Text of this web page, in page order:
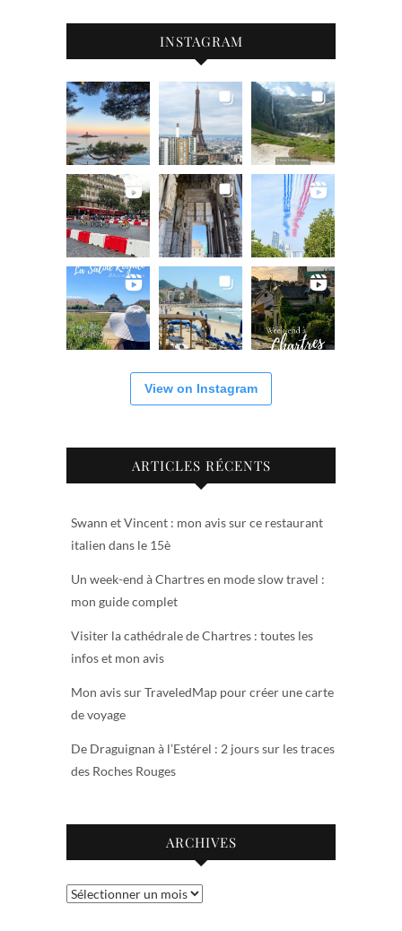
INSTAGRAM
View on Instagram
ARTICLES RÉCENTS
Swann et Vincent : mon avis sur ce restaurant
italien dans le 15è
Un week-end à Chartres en mode slow travel :
mon guide complet
Visiter la cathédrale de Chartres : toutes les
infos et mon avis
Mon avis sur TraveledMap pour créer une carte
de voyage
De Draguignan à l’Estérel : 2 jours sur les traces
des Roches Rouges
ARCHIVES
Archives